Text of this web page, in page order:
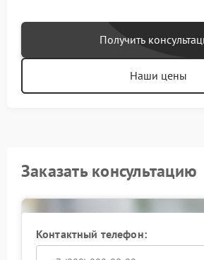
Получить
Наши цены
Заказать консультацию
Контактный телефон: